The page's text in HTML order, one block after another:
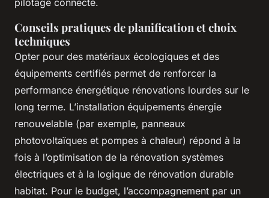
pilotage connecté.
Conseils pratiques de planification et choix
techniques
Opter pour des matériaux écologiques et des
équipements certifiés permet de renforcer la
performance énergétique rénovations lourdes sur le
long terme. L’installation équipements énergie
renouvelable (par exemple, panneaux
photovoltaïques et pompes à chaleur) répond à la
fois à l’optimisation de la rénovation systèmes
électriques et à la logique de rénovation durable
habitat. Pour le budget, l’accompagnement par un